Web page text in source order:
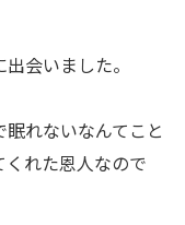
会いました。
れないなんてこと
れた恩人なので